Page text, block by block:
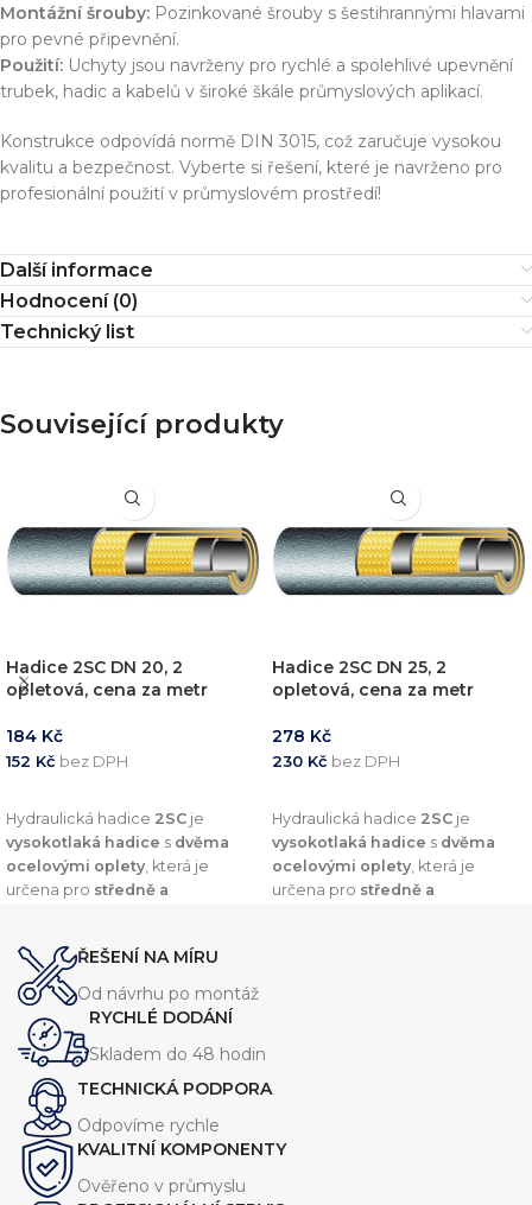
Montážní šrouby: Pozinkované šrouby s šestihrannými hlavami
pro pevné připevnění.
Použití: Uchyty jsou navrženy pro rychlé a spolehlivé upevnění
trubek, hadic a kabelů v široké škále průmyslových aplikací.
Konstrukce odpovídá normě DIN 3015, což zaručuje vysokou
kvalitu a bezpečnost. Vyberte si řešení, které je navrženo pro
profesionální použití v průmyslovém prostředí!
Další informace
Hodnocení (0)
Technický list
Související produkty
Hadice 2SC DN 20, 2
opletová, cena za metr
184 Kč
152 Kč bez DPH
Hydraulická hadice 2SC je
vysokotlaká hadice s dvěma
ocelovými oplety , která je
určena pro středně a
odolnost vůči olejům, oděru a
vnějším vlivům , což zajišťuje její
dlouhou životnost.
Hadice 2SC DN 25, 2
opletová, cena za metr
278 Kč
230 Kč bez DPH
Hydraulická hadice 2SC je
vysokotlaká hadice s dvěma
ocelovými oplety , která je
určena pro středně a
ŘEŠENÍ NA MÍRU
Od návrhu po montáž
RYCHLÉ DODÁNÍ
Skladem do 48 hodin
TECHNICKÁ PODPORA
Odpovíme rychle
KVALITNÍ KOMPONENTY
Ověřeno v průmyslu